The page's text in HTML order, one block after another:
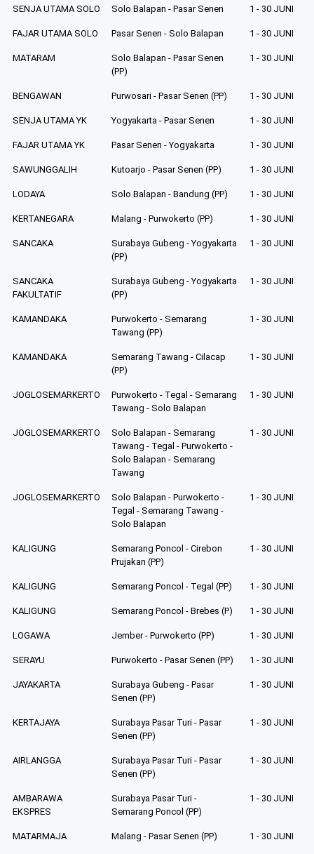
SENJA UTAMA SOLO Solo Balapan - Pasar Senen 1 - 30 JUNI
FAJAR UTAMA SOLO Pasar Senen - Solo Balapan 1 - 30 JUNI
MATARAM
Solo Balapan - Pasar Senen
(PP)
1 - 30 JUNI
BENGAWAN Purwosari - Pasar Senen (PP) 1 - 30 JUNI
SENJA UTAMA YK Yogyakarta - Pasar Senen 1 - 30 JUNI
FAJAR UTAMA YK Pasar Senen - Yogyakarta 1 - 30 JUNI
SAWUNGGALIH Kutoarjo - Pasar Senen (PP) 1 - 30 JUNI
LODAYA Solo Balapan - Bandung (PP) 1 - 30 JUNI
KERTANEGARA Malang - Purwokerto (PP) 1 - 30 JUNI
SANCAKA
Surabaya Gubeng - Yogyakarta
(PP)
1 - 30 JUNI
SANCAKA
FAKULTATIF
Surabaya Gubeng - Yogyakarta
(PP)
1 - 30 JUNI
KAMANDAKA
Purwokerto - Semarang
Tawang (PP)
1 - 30 JUNI
KAMANDAKA
Semarang Tawang - Cilacap
(PP)
1 - 30 JUNI
JOGLOSEMARKERTO
Purwokerto - Tegal - Semarang
Tawang - Solo Balapan
1 - 30 JUNI
JOGLOSEMARKERTO
Solo Balapan - Semarang
Tawang - Tegal - Purwokerto -
Solo Balapan - Semarang
Tawang
1 - 30 JUNI
JOGLOSEMARKERTO
Solo Balapan - Purwokerto -
Tegal - Semarang Tawang -
Solo Balapan
1 - 30 JUNI
KALIGUNG
Semarang Poncol - Cirebon
Prujakan (PP)
1 - 30 JUNI
KALIGUNG Semarang Poncol - Tegal (PP) 1 - 30 JUNI
KALIGUNG Semarang Poncol - Brebes (P) 1 - 30 JUNI
LOGAWA Jember - Purwokerto (PP) 1 - 30 JUNI
SERAYU Purwokerto - Pasar Senen (PP) 1 - 30 JUNI
JAYAKARTA
Surabaya Gubeng - Pasar
Senen (PP)
1 - 30 JUNI
KERTAJAYA
Surabaya Pasar Turi - Pasar
Senen (PP)
1 - 30 JUNI
AIRLANGGA
Surabaya Pasar Turi - Pasar
Senen (PP)
1 - 30 JUNI
AMBARAWA
EKSPRES
Surabaya Pasar Turi -
Semarang Poncol (PP)
1 - 30 JUNI
MATARMAJA Malang - Pasar Senen (PP) 1 - 30 JUNI